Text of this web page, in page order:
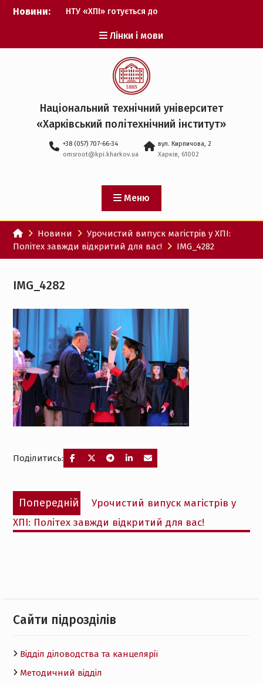
Перейти
Новини:
НТУ «ХПІ» готується до
Музичні таланти ХПІ
запрошуються на
Всеукраїнський
фестиваль «Червона
рута – 2027»
ХПІ уклав угоду про
партнерство з ДержНДІ
технологій кібербезпеки
Головнокомандувачем
Збройних Сил України
участю ХПІ обговорили
перспективи українсько-
іспанського
технологічного
партнерства
Лінки і мови
Національний технічний університет
«Харківський політехнічний iнститут»
+38 (057) 707-66-34
omsroot@kpi.kharkov.ua
вул. Кирпичова, 2
Харків, 61002
Меню
Новини
Урочистий випуск магістрів у ХПІ:
Політех завжди відкритий для вас!
IMG_4282
IMG_4282
Поділитись:
Навігація
записів
Попередній
Попередній
запис:
Урочистий випуск магістрів у
ХПІ: Політех завжди відкритий для вас!
Cайти підрозділів
Відділ діловодства та канцелярії
Методичний відділ